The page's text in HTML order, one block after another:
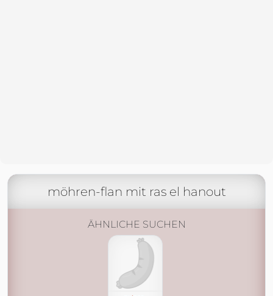
möhren-flan mit ras el hanout
ÄHNLICHE SUCHEN